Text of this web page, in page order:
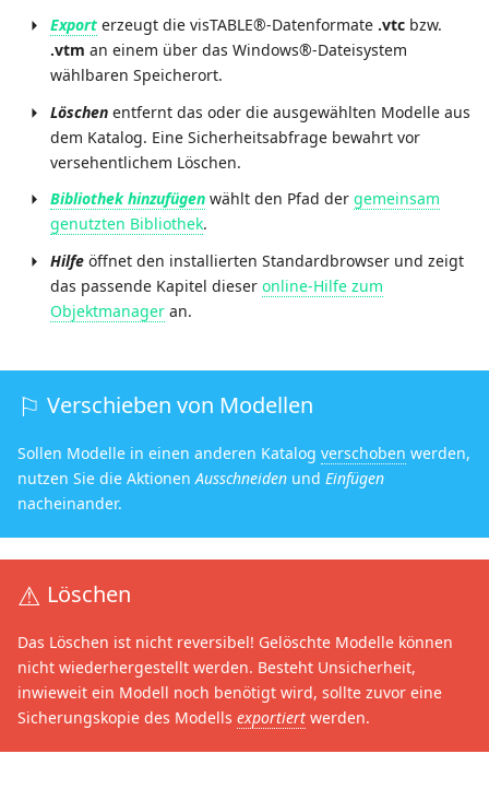
Export erzeugt die visTABLE®-Datenformate .vtc bzw.
.vtm an einem über das Windows®-Dateisystem
wählbaren Speicherort.
Löschen entfernt das oder die ausgewählten Modelle aus
dem Katalog. Eine Sicherheitsabfrage bewahrt vor
versehentlichem Löschen.
Bibliothek hinzufügen wählt den Pfad der gemeinsam
genutzten Bibliothek.
Hilfe öffnet den installierten Standardbrowser und zeigt
das passende Kapitel dieser online-Hilfe zum
Objektmanager an.
Verschieben von Modellen
Sollen Modelle in einen anderen Katalog verschoben werden,
nutzen Sie die AktionenAusschneiden und Einfügen
nacheinander.
Löschen
Das Löschen ist nicht reversibel! Gelöschte Modelle können
nicht wiederhergestellt werden. Besteht Unsicherheit,
inwieweit ein Modell noch benötigt wird, sollte zuvor eine
Sicherungskopie des Modells exportiert werden.